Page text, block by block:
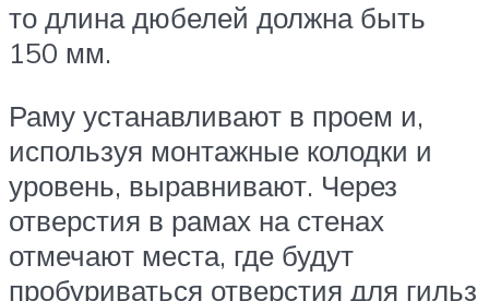
то длина дюбелей должна быть
150 мм.
Раму устанавливают в проем и,
используя монтажные колодки и
уровень, выравнивают. Через
отверстия в рамах на стенах
отмечают места, где будут
пробуриваться отверстия для гильз